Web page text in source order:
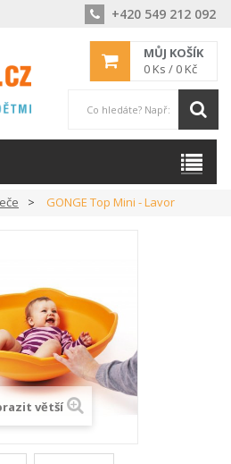
+420 549 212 092
MŮJ KOŠÍK
0 Ks / 0 Kč
GONGE Top Mini - Lavor
větší